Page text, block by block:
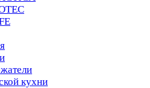
кухни